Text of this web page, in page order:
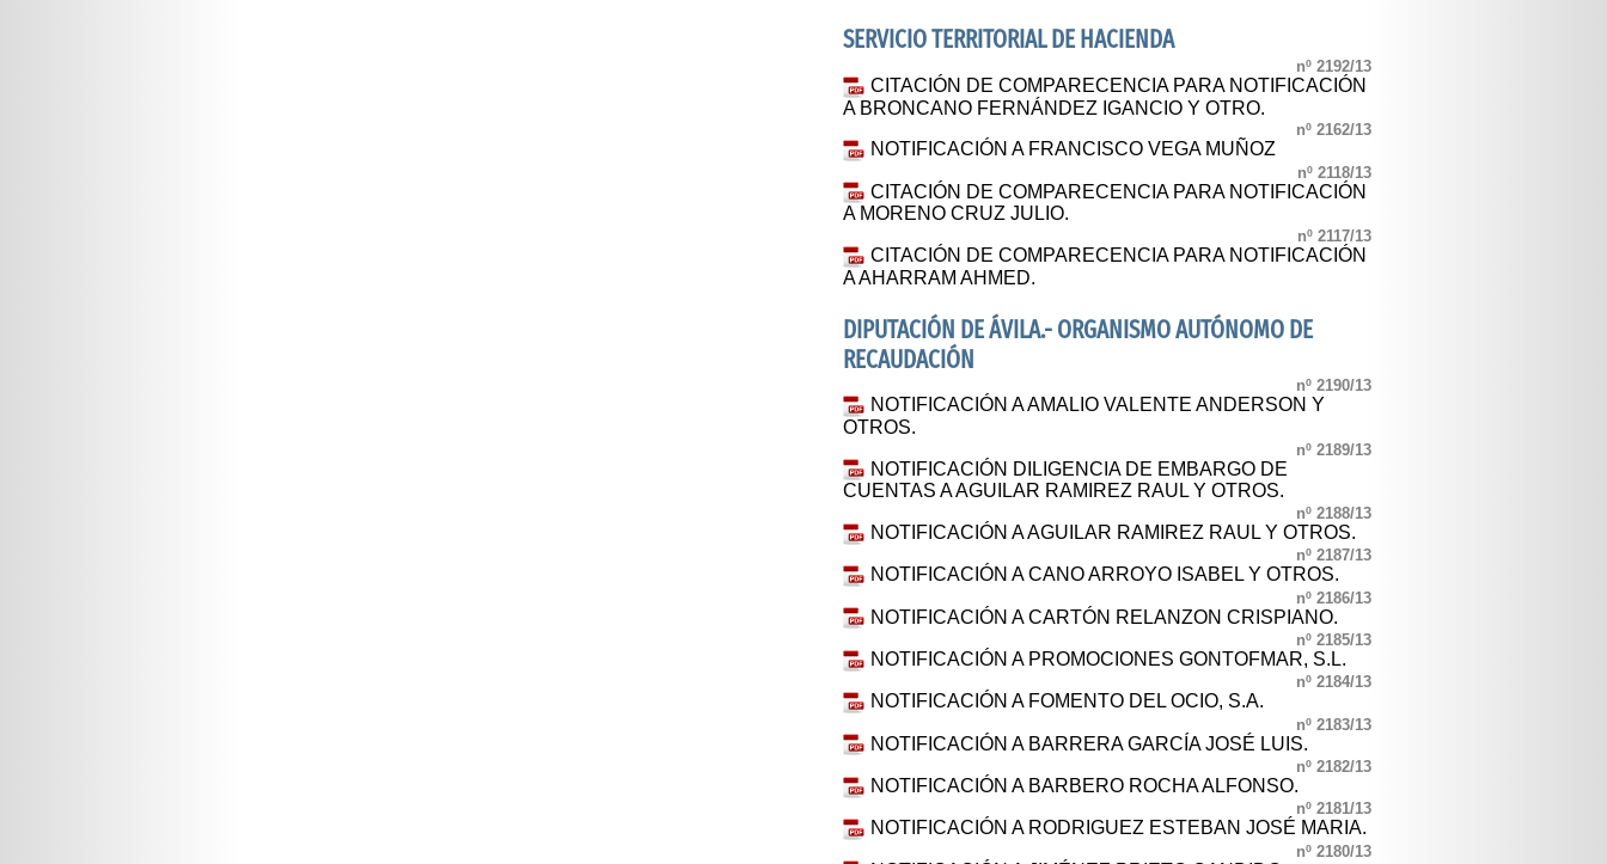
SERVICIO TERRITORIAL DE HACIENDA
nº 2192/13
CITACIÓN DE COMPARECENCIA PARA NOTIFICACIÓN
A BRONCANO FERNÁNDEZ IGANCIO Y OTRO.
nº 2162/13
NOTIFICACIÓN A FRANCISCO VEGA MUÑOZ
nº 2118/13
CITACIÓN DE COMPARECENCIA PARA NOTIFICACIÓN
A MORENO CRUZ JULIO.
nº 2117/13
CITACIÓN DE COMPARECENCIA PARA NOTIFICACIÓN
A AHARRAM AHMED.
DIPUTACIÓN DE ÁVILA.- ORGANISMO AUTÓNOMO DE
RECAUDACIÓN
nº 2190/13
NOTIFICACIÓN A AMALIO VALENTE ANDERSON Y
OTROS.
nº 2189/13
NOTIFICACIÓN DILIGENCIA DE EMBARGO DE
CUENTAS A AGUILAR RAMIREZ RAUL Y OTROS.
nº 2188/13
NOTIFICACIÓN A AGUILAR RAMIREZ RAUL Y OTROS.
nº 2187/13
NOTIFICACIÓN A CANO ARROYO ISABEL Y OTROS.
nº 2186/13
NOTIFICACIÓN A CARTÓN RELANZON CRISPIANO.
nº 2185/13
NOTIFICACIÓN A PROMOCIONES GONTOFMAR, S.L.
nº 2184/13
NOTIFICACIÓN A FOMENTO DEL OCIO, S.A.
nº 2183/13
NOTIFICACIÓN A BARRERA GARCÍA JOSÉ LUIS.
nº 2182/13
NOTIFICACIÓN A BARBERO ROCHA ALFONSO.
nº 2181/13
NOTIFICACIÓN A RODRIGUEZ ESTEBAN JOSÉ MARIA.
nº 2180/13